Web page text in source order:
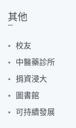
其他
校友
中醫藥診所
捐資浸大
圖書館
可持續發展